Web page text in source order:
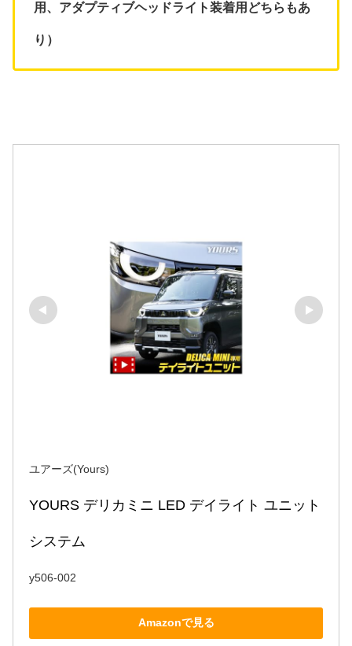
用、アダプティブヘッドライト装着用どちらもあ
り）
ユアーズ(Yours)
YOURS デリカミニ LED デイライト ユニット
システム
y506-002
Amazonで見る